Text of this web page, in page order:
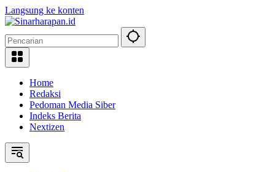
Langsung ke konten
Home
Redaksi
Pedoman Media Siber
Indeks Berita
Nextizen